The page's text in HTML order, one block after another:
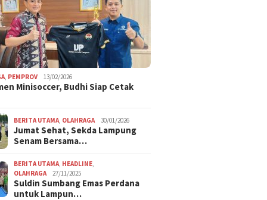
PEMPROV 13/02/2026
Minisoccer, Budhi Siap Cetak
BERITA UTAMA OLAHRAGA 30/01/2026
Jumat Sehat, Sekda Lampung
Senam Bersama…
BERITA UTAMA HEADLINE
OLAHRAGA
27/11/2025
Suldin Sumbang Emas Perdana
untuk Lampun…